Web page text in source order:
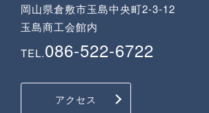
岡山県倉敷市玉島中央町2-3-12
玉島商工会館内
TEL.086-522-6722
アクセス